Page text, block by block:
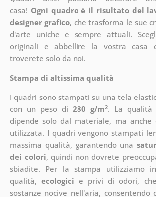
casa! Ogni quadro è il risultato del
designer grafico, chetrasforma le sue
d'arte uniche e sempre attuali.
originali e abbellire la vostra casa
troverete solo da noi.
Stampa di altissima qualità
I quadri sono stampati su una tela
con un peso di 280 g/m2. La qualità
dipende solo dal materiale, ma anche
utilizzata. I quadri vengono stampati
massima qualità, garantendo una
dei colori, quindi non dovrete
sbiadite. Per la stampa utilizziamo
qualità,ecologici e privi di odori,
sostanze nocive nell'aria, consentendo